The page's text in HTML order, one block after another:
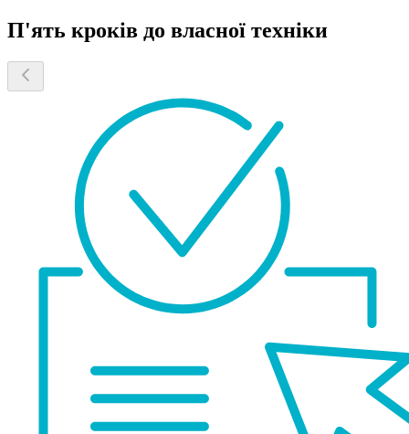
П'ять кроків до власної техніки